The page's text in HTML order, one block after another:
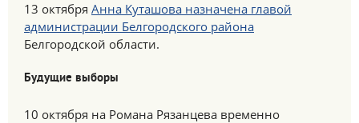
13 октября Анна Куташова назначена главой
администрации Белгородского района
Белгородской области.
Будущие выборы
10 октября на Романа Рязанцева временно